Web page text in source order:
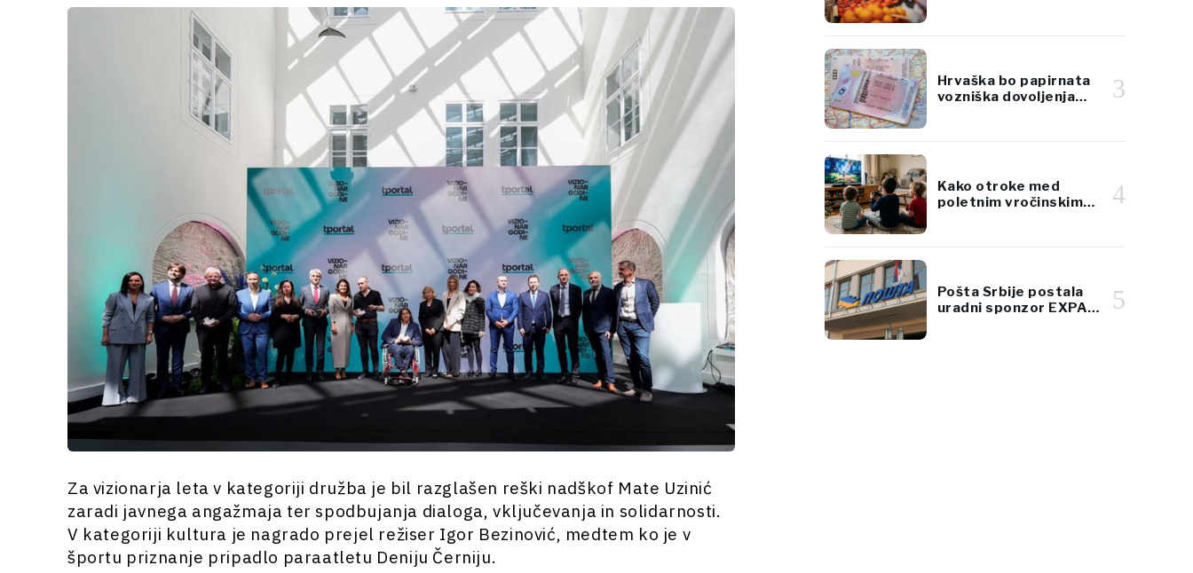
Za vizionarja leta v kategoriji družba je bil razglašen reški nadškof Mate Uzinić
zaradi javnega angažmaja ter spodbujanja dialoga, vključevanja in solidarnosti.
V kategoriji kultura je nagrado prejel režiser Igor Bezinović, medtem ko je v
športu priznanje pripadlo paraatletu Deniju Černiju.
Hrvaška bo papirnata
vozniška dovoljenja
3
Kako otroke med
poletnim vročinskim
4
Pošta Srbije postala
uradni sponzor EXPA
5